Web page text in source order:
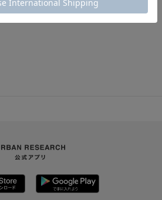
詳しいサービス内容はこちら